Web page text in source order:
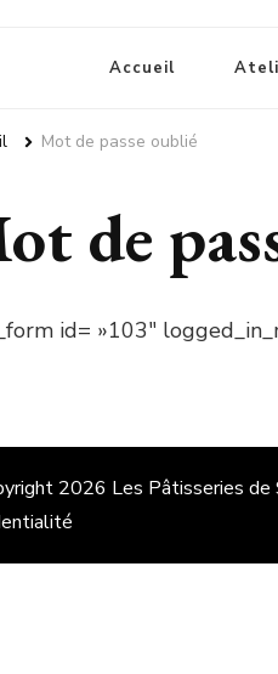
Accueil
Mot de passe oublié
de
id= »103″
2026 Les Pâtisseries de